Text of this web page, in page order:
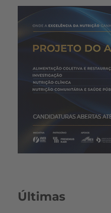
Últimas